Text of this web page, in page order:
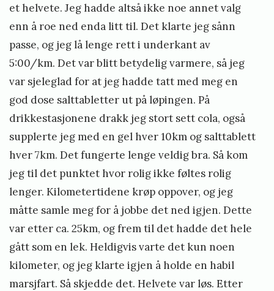
et helvete. Jeg hadde altså ikke noe annet valg
enn å roe ned enda litt til. Det klarte jeg sånn
passe, og jeg lå lenge rett i underkant av
5:00/km. Det var blitt betydelig varmere, så jeg
var sjeleglad for at jeg hadde tatt med meg en
god dose salttabletter ut på løpingen. På
drikkestasjonene drakk jeg stort sett cola, også
supplerte jeg med en gel hver 10km og salttablett
hver 7km. Det fungerte lenge veldig bra. Så kom
jeg til det punktet hvor rolig ikke føltes rolig
lenger. Kilometertidene krøp oppover, og jeg
måtte samle meg for å jobbe det ned igjen. Dette
var etter ca. 25km, og frem til det hadde det hele
gått som en lek. Heldigvis varte det kun noen
kilometer, og jeg klarte igjen å holde en habil
marsjfart. Så skjedde det. Helvete var løs. Etter